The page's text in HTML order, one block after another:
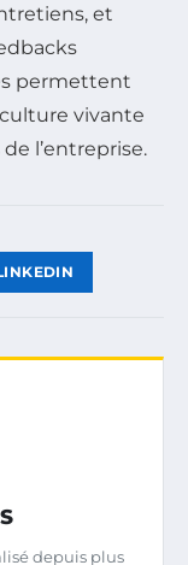
et
permettent
vivante
l’entreprise.
depuis plus